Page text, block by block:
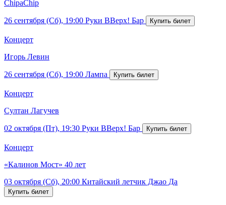
ChipaChip
26 сентября (Сб), 19:00 Руки ВВерх! Бар
Концерт
Игорь Левин
26 сентября (Сб), 19:00 Лампа
Концерт
Султан Лагучев
02 октября (Пт), 19:30 Руки ВВерх! Бар
Концерт
«Калинов Мост» 40 лет
03 октября (Сб), 20:00 Китайский летчик Джао Да